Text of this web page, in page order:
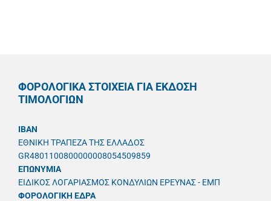
ΦΟΡΟΛΟΓΙΚΑ ΣΤΟΙΧΕΙΑ ΓΙΑ ΕΚΔΟΣΗ
ΤΙΜΟΛΟΓΙΩΝ
IBAN
ΕΘΝΙΚΗ ΤΡΑΠΕΖΑ ΤΗΣ ΕΛΛΑΔΟΣ
GR4801100800000008054509859
ΕΠΩΝΥΜΙΑ
ΕΙΔΙΚΟΣ ΛΟΓΑΡΙΑΣΜΟΣ ΚΟΝΔΥΛΙΩΝ ΕΡΕΥΝΑΣ - ΕΜΠ
ΦΟΡΟΛΟΓΙΚΗ ΕΔΡΑ